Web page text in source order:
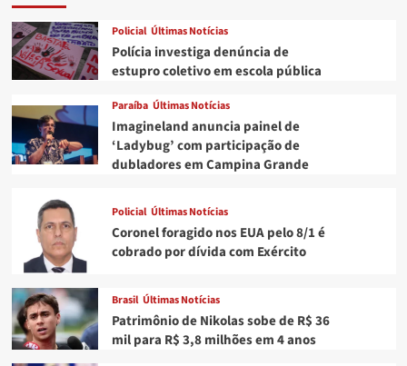
Policial Últimas Notícias
Polícia investiga denúncia de
estupro coletivo em escola pública
Paraíba Últimas Notícias
Imagineland anuncia painel de
‘Ladybug’ com participação de
dubladores em Campina Grande
Policial Últimas Notícias
Coronel foragido nos EUA pelo 8/1 é
cobrado por dívida com Exército
Brasil Últimas Notícias
Patrimônio de Nikolas sobe de R$ 36
mil para R$ 3,8 milhões em 4 anos